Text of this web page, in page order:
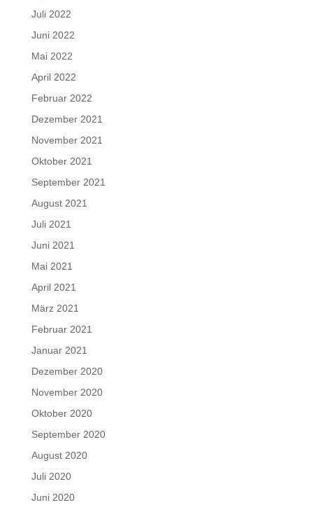
Juli 2022
Juni 2022
Mai 2022
April 2022
Februar 2022
Dezember 2021
November 2021
Oktober 2021
September 2021
August 2021
Juli 2021
Juni 2021
Mai 2021
April 2021
März 2021
Februar 2021
Januar 2021
Dezember 2020
November 2020
Oktober 2020
September 2020
August 2020
Juli 2020
Juni 2020